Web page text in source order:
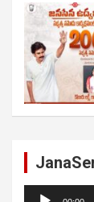
Audio